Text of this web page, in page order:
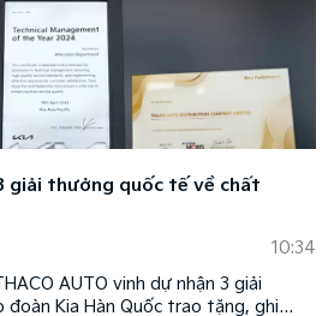
giải thưởng quốc tế về chất
10:34
AUTO vinh dự nhận 3 giải
Kia Hàn Quốc trao tặng, ghi